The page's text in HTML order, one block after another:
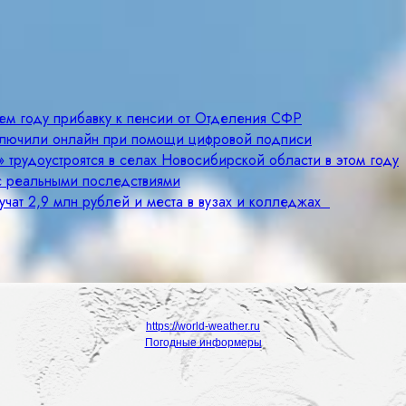
году прибавку к пенсии от Отделения СФР
онлайн при помощи цифровой подписи
в селах Новосибирской области в этом году
последствиями
2,9 млн рублей и места в вузах и колледжах
https://world-weather.ru
Погодные информеры